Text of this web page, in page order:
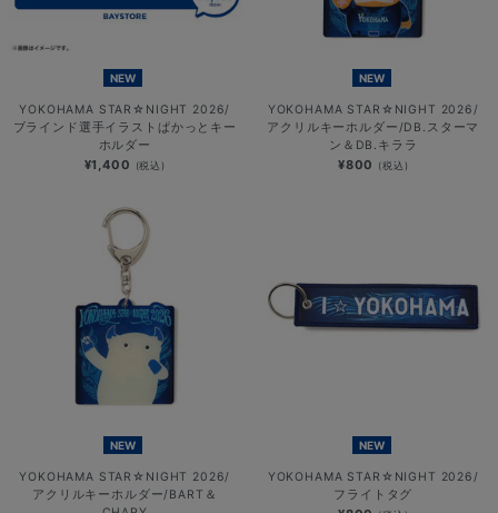
NEW
YOKOHAMA STAR☆NIGHT 2026/
ブラインド選手イラストぱかっとキー
ホルダー
¥1,400 (税込)
NEW
YOKOHAMA STAR☆NIGHT 2026/
アクリルキーホルダー/DB.スターマ
ン＆DB.キララ
¥800 (税込)
NEW
YOKOHAMA STAR☆NIGHT 2026/
アクリルキーホルダー/BART＆
NEW
YOKOHAMA STAR☆NIGHT 2026/
フライトタグ